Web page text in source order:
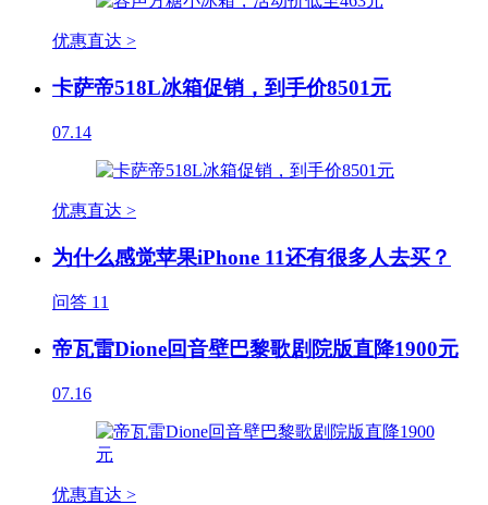
优惠直达 >
卡萨帝518L冰箱促销，到手价8501元
07.14
优惠直达 >
为什么感觉苹果iPhone 11还有很多人去买？
问答 11
帝瓦雷Dione回音壁巴黎歌剧院版直降1900元
07.16
优惠直达 >